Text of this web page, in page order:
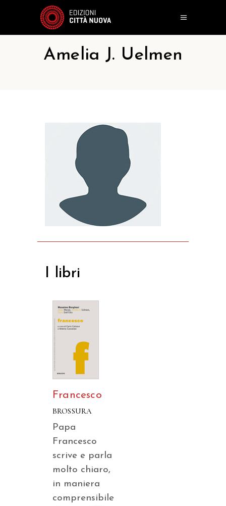
Amelia J. Uelmen
I libri
Francesco
BROSSURA
Papa
Francesco
scrive e parla
molto chiaro,
in maniera
comprensibile